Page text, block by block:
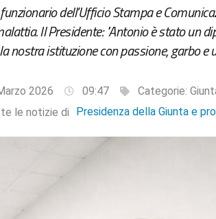
dell'Ufficio Stampa e
Il Presidente: "Antonio è stato un
nostra istituzione con passione, garbo e
2026 09:47 Categorie:
le notizie di
Presidenza della Giunta e